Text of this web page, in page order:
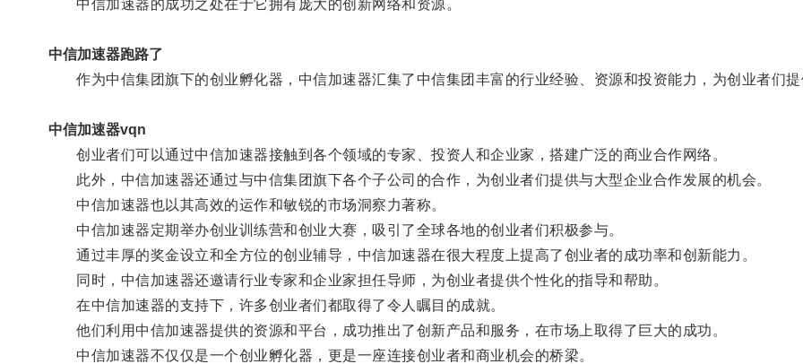
中信加速器的成功之处在于它拥有庞大的创新网络和资源。
中信加速器跑路了
作为中信集团旗下的创业孵化器，中信加速器汇集了中信集团丰富的行业经验、资源和投资能力，为创业者们提
中信加速器vqn
创业者们可以通过中信加速器接触到各个领域的专家、投资人和企业家，搭建广泛的商业合作网络。
此外，中信加速器还通过与中信集团旗下各个子公司的合作，为创业者们提供与大型企业合作发展的机会。
中信加速器也以其高效的运作和敏锐的市场洞察力著称。
中信加速器定期举办创业训练营和创业大赛，吸引了全球各地的创业者们积极参与。
通过丰厚的奖金设立和全方位的创业辅导，中信加速器在很大程度上提高了创业者的成功率和创新能力。
同时，中信加速器还邀请行业专家和企业家担任导师，为创业者提供个性化的指导和帮助。
在中信加速器的支持下，许多创业者们都取得了令人瞩目的成就。
他们利用中信加速器提供的资源和平台，成功推出了创新产品和服务，在市场上取得了巨大的成功。
中信加速器不仅仅是一个创业孵化器，更是一座连接创业者和商业机会的桥梁。